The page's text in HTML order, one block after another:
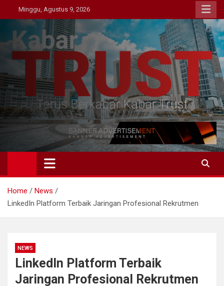
to
content
Minggu, Agustus 9, 2026
Kabar Trust
Terus Berkabar Kabar Trust
Home
News
LinkedIn Platform Terbaik Jaringan Profesional Rekrutmen
NEWS
LinkedIn Platform Terbaik
Jaringan Profesional Rekrutmen